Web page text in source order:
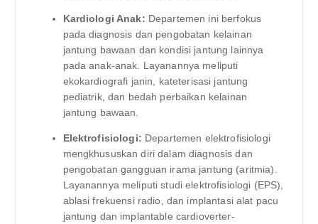
Kardiologi Anak: Departemen ini berfokus
pada diagnosis dan pengobatan kelainan
jantung bawaan dan kondisi jantung lainnya
pada anak-anak. Layanannya meliputi
ekokardiografi janin, kateterisasi jantung
pediatrik, dan bedah perbaikan kelainan
jantung bawaan.
Elektrofisiologi: Departemen elektrofisiologi
mengkhususkan diri dalam diagnosis dan
pengobatan gangguan irama jantung (aritmia).
Layanannya meliputi studi elektrofisiologi (EPS),
ablasi frekuensi radio, dan implantasi alat pacu
jantung dan implantable cardioverter-